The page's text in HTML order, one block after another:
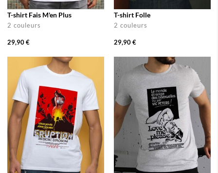
T-shirt Fais M'en Plus
2 couleurs
29,90 €
T-shirt Folle
2 couleurs
29,90 €